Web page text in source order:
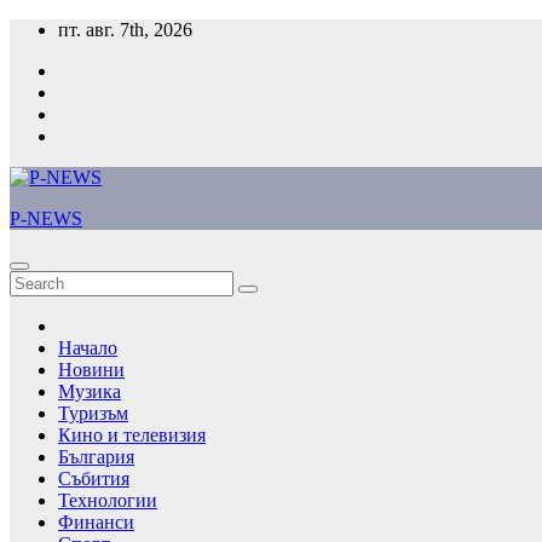
Skip
content
пт. авг. 7th, 2026
P-NEWS
Начало
Новини
Музика
Туризъм
Кино и телевизия
България
Събития
Технологии
Финанси